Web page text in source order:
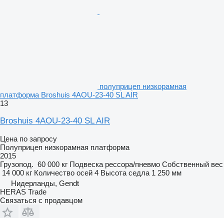
полуприцеп низкорамная
платформа Broshuis 4AOU-23-40 SL AIR
13
Broshuis 4AOU-23-40 SL AIR
Цена по запросу
Полуприцеп низкорамная платформа
2015
Грузопод. 60 000 кг Подвеска рессора/пневмо Собственный вес
14 000 кг Количество осей 4 Высота седла 1 250 мм
Нидерланды, Gendt
HERAS Trade
Связаться с продавцом